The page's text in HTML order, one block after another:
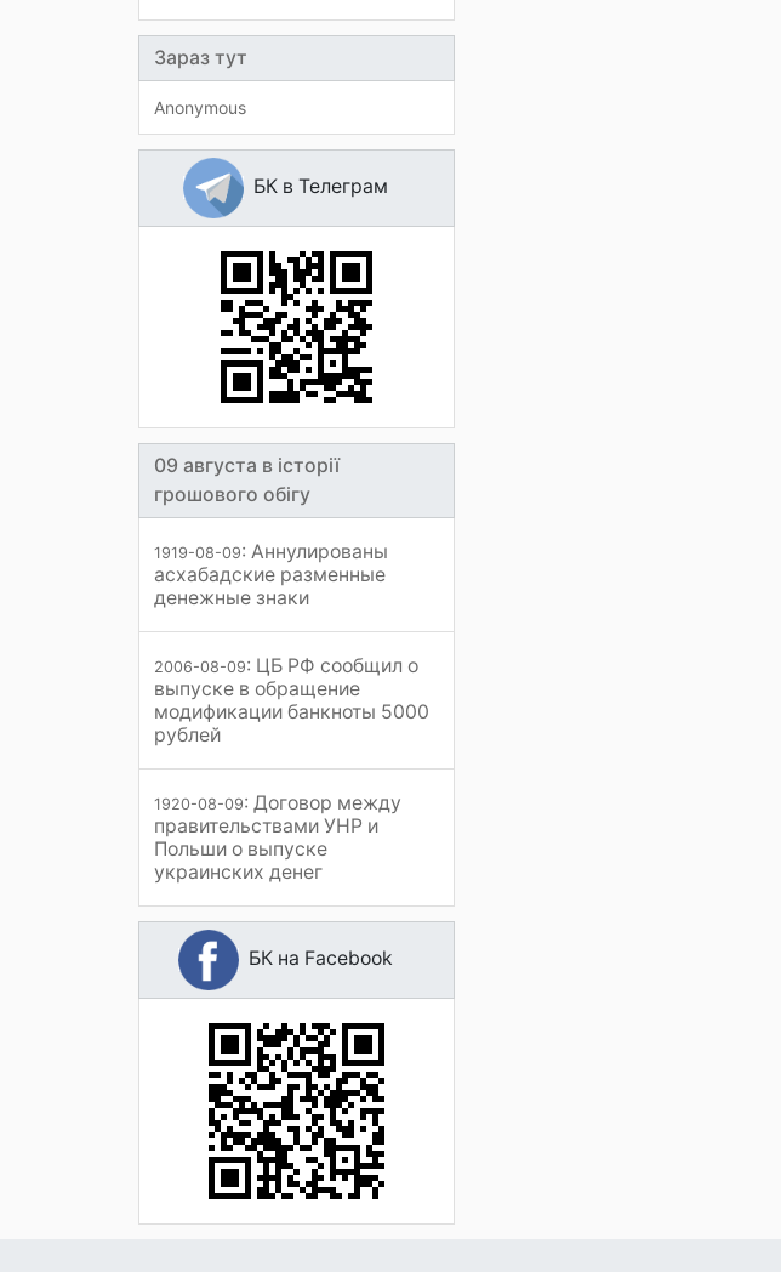
Зараз тут
Anonymous
БК в Телеграм
09 августа в історії
грошового обігу
1919-08-09: Аннулированы
асхабадские разменные
денежные знаки
2006-08-09: ЦБ РФ сообщил о
выпуске в обращение
модификации банкноты 5000
рублей
1920-08-09: Договор между
правительствами УНР и
Польши о выпуске
украинских денег
БК на Facebook